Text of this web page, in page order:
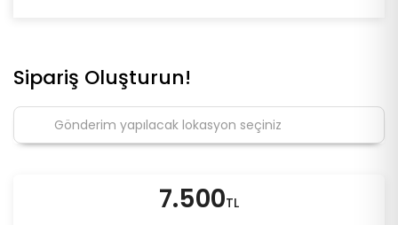
Sipariş Oluşturun!
7.500TL